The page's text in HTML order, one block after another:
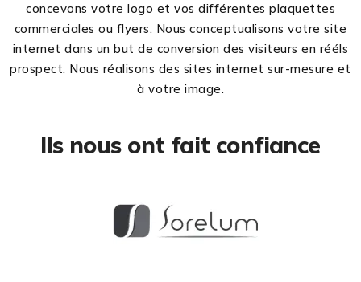
concevons votre logo et vos différentes plaquettes
commerciales ou flyers. Nous conceptualisons votre site
internet dans un but de conversion des visiteurs en rééls
prospect. Nous réalisons des sites internet sur-mesure et
à votre image.
Ils nous ont fait confiance